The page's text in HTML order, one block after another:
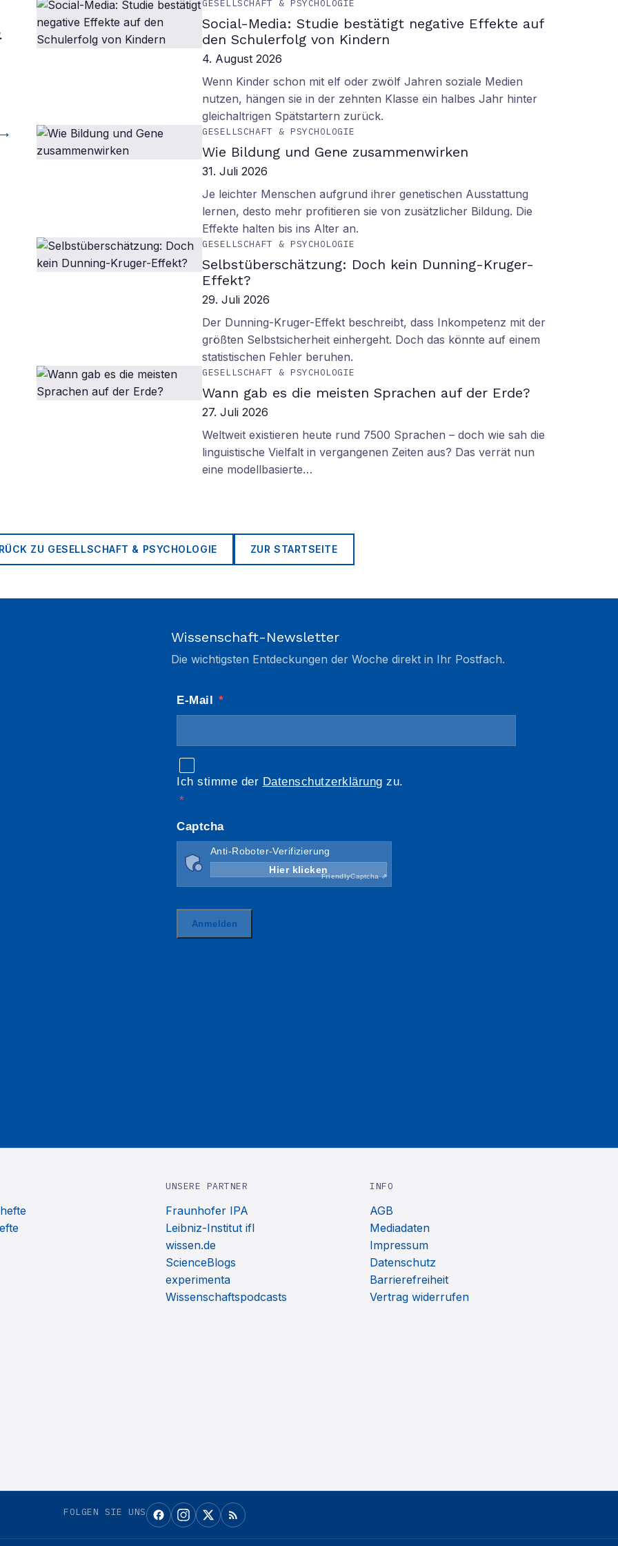
GESELLSCHAFT & PSYCHOLOGIE
Social-Media: Studie bestätigt negative Effekte auf
den Schulerfolg von Kindern
4. August 2026
Wenn Kinder schon mit elf oder zwölf Jahren soziale Medien
nutzen, hängen sie in der zehnten Klasse ein halbes Jahr hinter
gleichaltrigen Spätstartern zurück.
GESELLSCHAFT & PSYCHOLOGIE
Wie Bildung und Gene zusammenwirken
31. Juli 2026
Je leichter Menschen aufgrund ihrer genetischen Ausstattung
lernen, desto mehr profitieren sie von zusätzlicher Bildung. Die
Effekte halten bis ins Alter an.
GESELLSCHAFT & PSYCHOLOGIE
Selbstüberschätzung: Doch kein Dunning-Kruger-
Effekt?
29. Juli 2026
Der Dunning-Kruger-Effekt beschreibt, dass Inkompetenz mit der
größten Selbstsicherheit einhergeht. Doch das könnte auf einem
statistischen Fehler beruhen.
GESELLSCHAFT & PSYCHOLOGIE
Wann gab es die meisten Sprachen auf der Erde?
27. Juli 2026
Weltweit existieren heute rund 7500 Sprachen – doch wie sah die
linguistische Vielfalt in vergangenen Zeiten aus? Das verrät nun
eine modellbasierte…
ZU GESELLSCHAFT & PSYCHOLOGIE ZUR STARTSEITE
Wissenschaft-Newsletter
Die wichtigsten Entdeckungen der Woche direkt in Ihr Postfach.
UNSERE PARTNER
Fraunhofer IPA
Leibniz-Institut ifl
wissen.de
ScienceBlogs
experimenta
Wissenschaftspodcasts
INFO
AGB
Mediadaten
Impressum
Datenschutz
Barrierefreiheit
Vertrag widerrufen
FOLGEN SIE UNS